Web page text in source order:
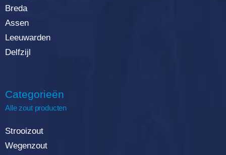
Breda
Assen
Leeuwarden
Delfzijl
Categorieën
Alle zout producten
Strooizout
Wegenzout